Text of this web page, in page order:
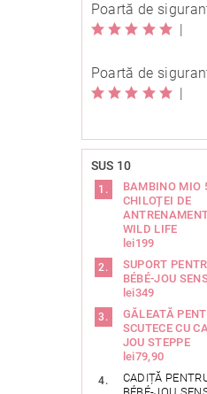
|
|
SUS 10
BAMBINO MIO
CHILOȚEI DE
WILD LIFE
lei199
SUPORT
BÉBÉ-JOU
lei349
GĂLEATĂ
SCUTECE CU
JOU STEPPE
lei79,90
CADIȚĂ